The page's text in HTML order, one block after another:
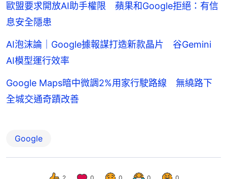
歐盟要求開放AI助手權限 蘋果和Google拒絕：有信
息安全隱患
AI泡沫論｜Google據報謀打造新款晶片 谷Gemini
AI模型運行效率
Google Maps暗中微調2%用家行駛路線 無繞路下
全城交通奇蹟改善
Google